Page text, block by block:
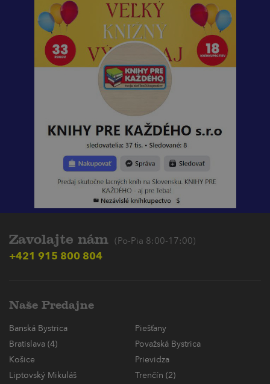
Zavolajte nám (Po-Pia 8:00-17:00)
+421 915 800 804
Naše Predajne
Banská Bystrica
Piešťany
Bratislava (4)
Považská Bystrica
Košice
Prievidza
Liptovský Mikuláš
Trenčín (2)